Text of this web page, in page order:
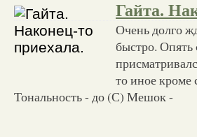
Гайта.
Очень долго
быстро.
то иное кроме
Тональность - до (С) Мешок -